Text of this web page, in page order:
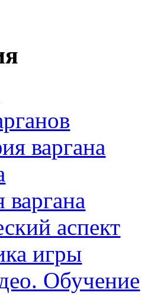
варгана
варгана
аспект
игры
Обучение